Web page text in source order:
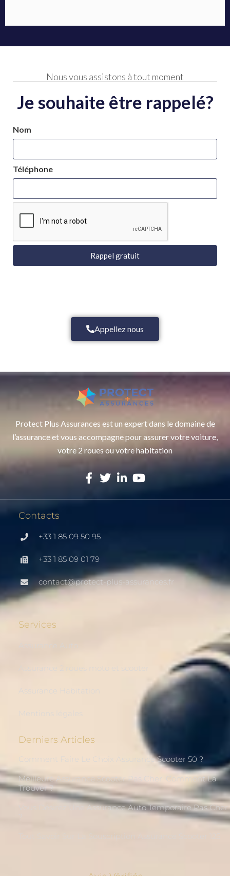
Nous vous assistons à tout moment
Je souhaite être rappelé?
Nom
Téléphone
Rappel gratuit
Appellez nous
Protect Plus Assurances est un expert dans le domaine de
l’assurance et vous accompagne pour assurer votre voiture,
votre 2 roues ou votre habitation
Contacts
+33 1 85 09 50 95
+33 1 85 09 01 79
contact@protect-plus-assurances.fr
Services
Assurance Auto
Assurance 2 roues moto et scooter
Assurance Habitation
Mentions légales
Derniers Articles
Comment Faire Le Choix Assurance Scooter 50 ?
Meilleure Assurance Scooter Pas Cher, Comment La
Trouver ?
Vous Désirez Une Assurance Auto Temporaire Pas Cher
Tout Savoir Sur La Souscription Assurance Scooter 125